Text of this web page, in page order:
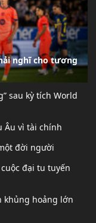
nghĩ cho tương
sau kỳ tích World
Âu vì tài chính
đời người
đại tu tuyến
khủng hoảng lớn